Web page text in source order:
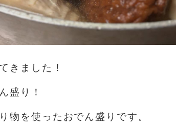
きました！
盛り！
物を使ったおでん盛りです。